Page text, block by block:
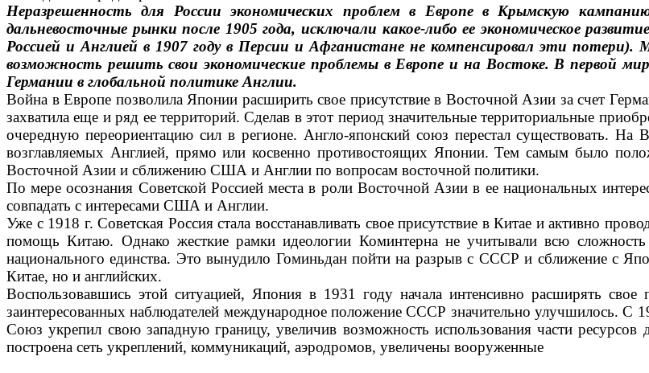
Неразрешенность для России экономических проблем в Европе в Крымскую
дальневосточные рынки после 1905 года, исключали какое-либо ее экономическое
Россией и Англией в 1907 году в Персии и Афганистане не компенсировал эти
возможность решить свои экономические проблемы в Евро­пе и на Востоке. В первой
Германии в глобальной политике Англии.
Война в Европе позволила Японии рас­ширить свое присутствие в Восточной Азии за счет
захва­тила еще и ряд ее территорий. Сделав в этот период значительные территориальные
очередную переориентацию сил в регионе. Англо-япон­ский союз перестал существовать. На
возглавляемых Англией, прямо или косвенно противостоящих Япо­нии. Тем самым было
Восточной Азии и сближению США и Англии по вопросам восточной политики.
По мере осознания Советской Россией места в роли Восточной Азии в ее нацио­нальных
со­впадать с интересами США и Англии.
Уже с 1918 г. Советская Россия стала восстанавливать свое присутствие в Китае и активно
по­мощь Китаю. Однако жесткие рамки идео­логии Коминтерна не учитывали всю
национального единства. Это вынудило Гоминьдан пойти на разрыв с СССР и сближение с
Китае, но и английских.
Воспользовавшись этой ситуацией, Япо­ния в 1931 году начала интенсивно расши­рять
заинтересован­ных наблюдателей международное положе­ние СССР значительно улучшилось. С
Союз укрепил свою за­падную границу, увеличив возможность ис­пользования части
построена сеть укреплений, коммуни­каций, аэродромов, увеличены вооруженные